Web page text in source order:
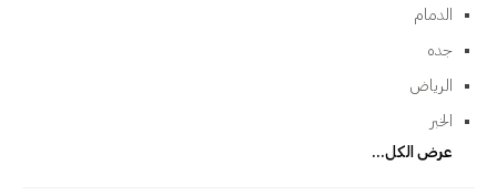
الدمام
جده
الرياض
الخبر
عرض الكل...